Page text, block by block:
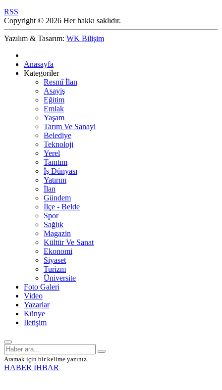
RSS
Copyright © 2026 Her hakkı saklıdır.
Yazılım & Tasarım: WK Bilişim
Anasayfa
Kategoriler
Resmî İlan
Asayiş
Eğitim
Emlak
Yaşam
Tarım Ve Sanayi
Belediye
Teknoloji
Yerel
Tanıtım
İş Dünyası
Yatırım
İlan
Gündem
İlçe - Belde
Spor
Sağlık
Magazin
Kültür Ve Sanat
Ekonomi
Siyaset
Turizm
Üniversite
Foto Galeri
Video
Yazarlar
Künye
İletişim
Aramak için bir kelime yazınız.
HABER İHBAR